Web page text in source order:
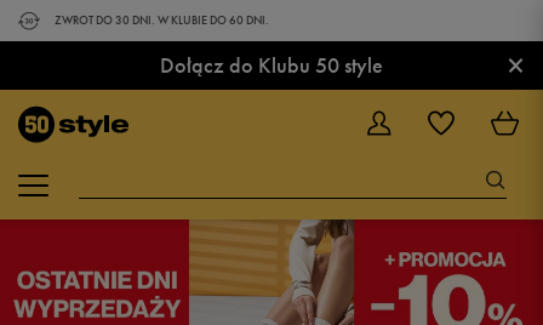
ZWROT DO 30 DNI. W KLUBIE DO 60 DNI.
Dołącz do Klubu 50 style ×